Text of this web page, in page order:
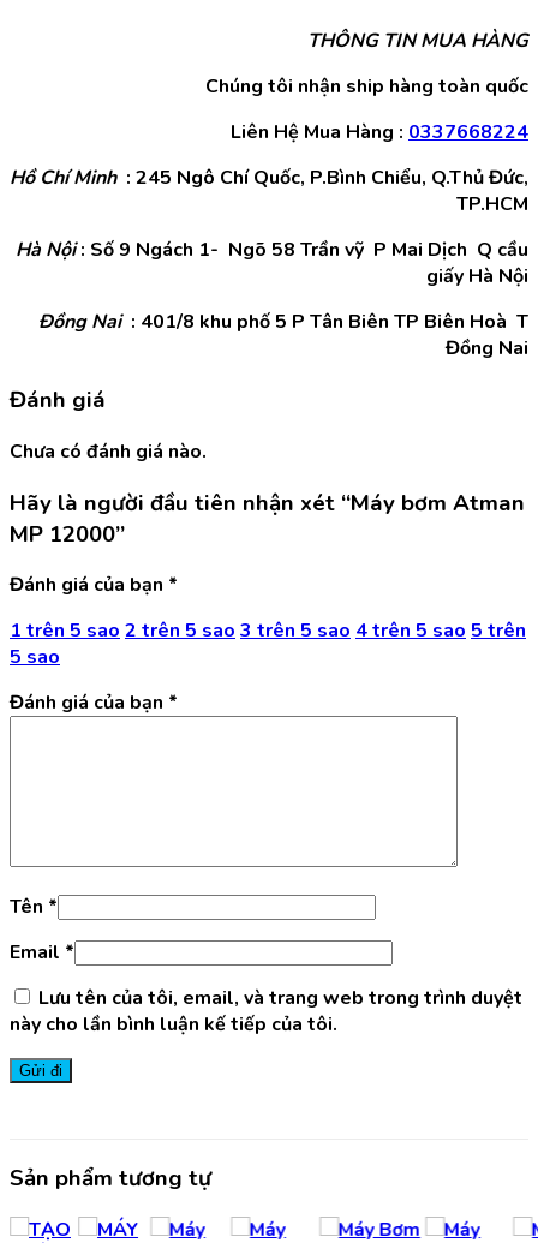
THÔNG TIN MUA HÀNG
Chúng tôi nhận ship hàng toàn quốc
Liên Hệ Mua Hàng : 0337668224
Hồ Chí Minh: 245 Ngô Chí Quốc, P.Bình Chiểu, Q.Thủ Đức,
TP.HCM
Hà Nội: Số 9 Ngách 1- Ngõ 58 Trần vỹ P Mai Dịch Q cầu
giấy Hà Nội
Đồng Nai: 401/8 khu phố 5 P Tân Biên TP Biên Hoà T
Đồng Nai
Đánh giá
Chưa có đánh giá nào.
Hãy là người đầu tiên nhận xét “Máy bơm Atman
MP 12000”
Đánh giá của bạn *
1 trên 5 sao 2 trên 5 sao 3 trên 5 sao 4 trên 5 sao 5 trên
5 sao
Đánh giá của bạn *
Tên *
Email *
Lưu tên của tôi, email, và trang web trong trình duyệt
này cho lần bình luận kế tiếp của tôi.
Sản phẩm tương tự